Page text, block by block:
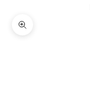
Bild vergrößern